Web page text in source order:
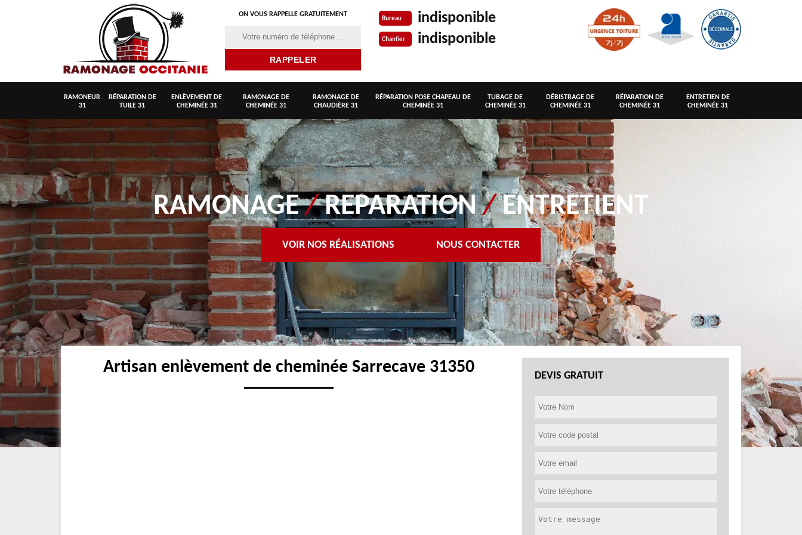
ON VOUS RAPPELLE GRATUITEMENT
Bureau indisponible
Chantier indisponible
RAMONEUR
31
RÉPARATION DE
TUILE 31
ENLÈVEMENT DE
CHEMINÉE 31
RAMONAGE DE
CHEMINÉE 31
RAMONAGE DE
CHAUDIÈRE 31
RÉPARATION POSE CHAPEAU DE
CHEMINÉE 31
TUBAGE DE
CHEMINÉE 31
DÉBISTRAGE DE
CHEMINÉE 31
RÉPARATION DE
CHEMINÉE 31
ENTRETIEN DE
CHEMINÉE 31
RAMONAGE/REPARATION/ENTRETIENT
VOIR NOS RÉALISATIONS NOUS CONTACTER
Artisan enlèvement de cheminée Sarrecave 31350 DEVIS GRATUIT